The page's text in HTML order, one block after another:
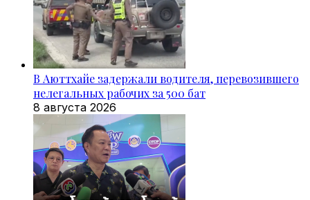
В Аюттхайе задержали водителя, перевозившего
нелегальных рабочих за 500 бат
8 августа 2026